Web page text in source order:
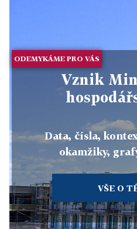
ODEMYKÁME PRO VÁS
Vznik
Data, čísla,
okamžiky,
VŠE O